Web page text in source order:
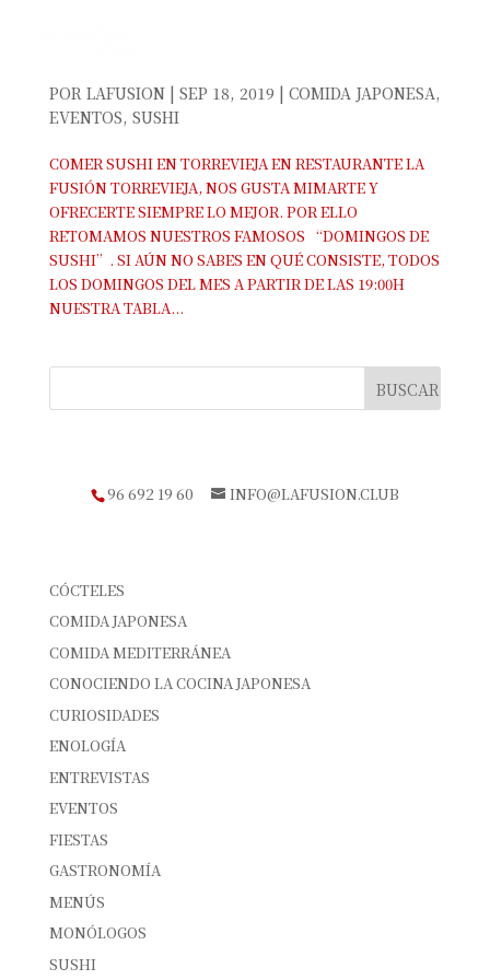
POR LAFUSION| SEP 18, 2019 | COMIDA JAPONESA,
EVENTOS, SUSHI
COMER SUSHI EN TORREVIEJA EN RESTAURANTE LA
FUSIÓN TORREVIEJA, NOS GUSTA MIMARTE Y
OFRECERTE SIEMPRE LO MEJOR. POR ELLO
RETOMAMOS NUESTROS FAMOSOS “DOMINGOS DE
SUSHI”. SI AÚN NO SABES EN QUÉ CONSISTE, TODOS
LOS DOMINGOS DEL MES A PARTIR DE LAS 19:00H
NUESTRA TABLA...
96 692 19 60 INFO@LAFUSION.CLUB
CÓCTELES
COMIDA JAPONESA
COMIDA MEDITERRÁNEA
CONOCIENDO LA COCINA JAPONESA
CURIOSIDADES
ENOLOGÍA
ENTREVISTAS
EVENTOS
FIESTAS
GASTRONOMÍA
MENÚS
MONÓLOGOS
SUSHI